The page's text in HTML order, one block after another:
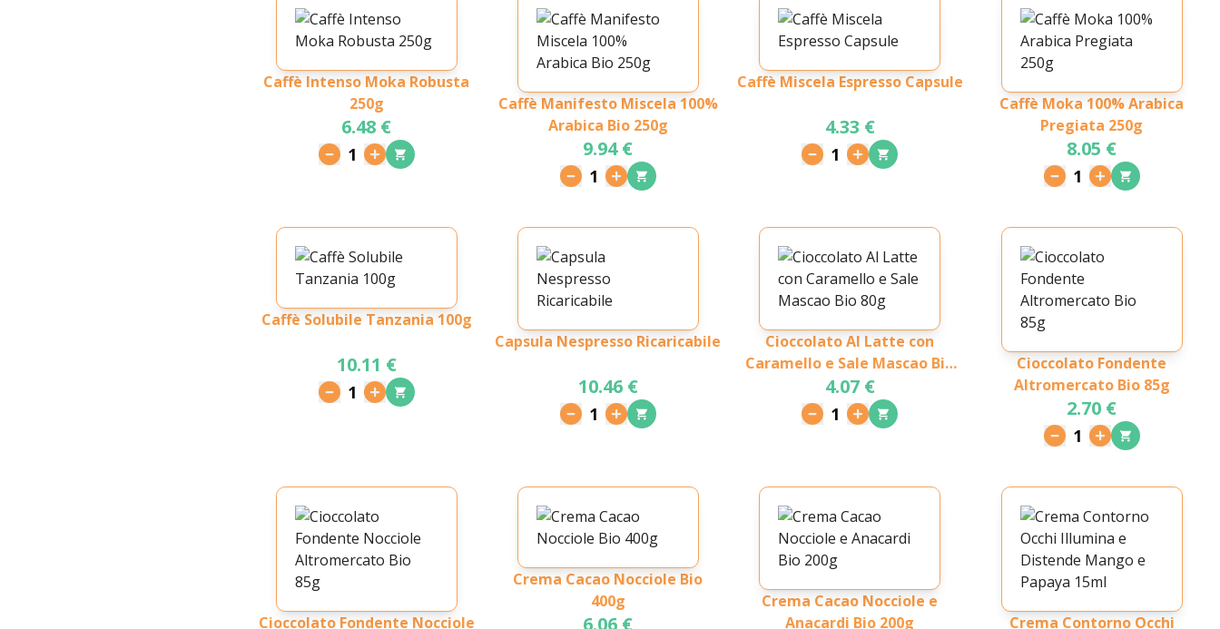
Caffè Intenso Moka Robusta
250g
6.48 €
1
Caffè Manifesto Miscela 100%
Arabica Bio 250g
9.94 €
1
Caffè Miscela Espresso Capsule
4.33 €
1
Caffè Moka 100% Arabica
Pregiata 250g
8.05 €
1
Caffè Solubile Tanzania 100g
10.11 €
1
Capsula Nespresso Ricaricabile
10.46 €
1
Cioccolato Al Latte con
Caramello e Sale Mascao Bio
80g
4.07 €
1
Cioccolato Fondente
Altromercato Bio 85g
2.70 €
1
Cioccolato Fondente Nocciole
Crema Cacao Nocciole Bio
400g
6.06 €
Crema Cacao Nocciole e
Anacardi Bio 200g
Crema Contorno Occhi